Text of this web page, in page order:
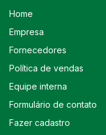
Home
Empresa
Fornecedores
Política de vendas
Equipe interna
Formulário de contato
Fazer cadastro